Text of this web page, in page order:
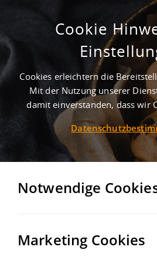
1Treffer -
Nauen + 10 km
Möchten Sie diese
Objekte informiert
Cookie
Cookies erleichtern die
Mit der Nutzung unserer
damit einverstanden, dass wir
Notwendige
Marketing Cookies